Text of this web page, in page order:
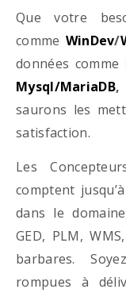
Que votre
comme WinDev/
données comme
Mysql/MariaDB,
saurons les
satisfaction.
Les
comptent
dans le
GED, PLM,
barbares.
rompues à